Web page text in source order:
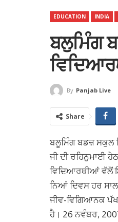
EDUCATION INDIA
ਬਲੁਮਿੰਗ
By Panjab Live
Share
ਬਲੂਮਿੰਗ ਬਡਜ਼ ਸਕੁਲ
ਜੀ ਦੀ ਰਹਿਨੁਮਾਈ
ਵਿਦਿਆਰਥੀਆਂ ਵੱਲੋਂ
ਨਿਆਂ ਦਿਵਸ ਹਰ
ਜੀਵ-ਵਿਗਿਆਨਕ
ਹੈ। 26 ਨਵੰਬਰ,